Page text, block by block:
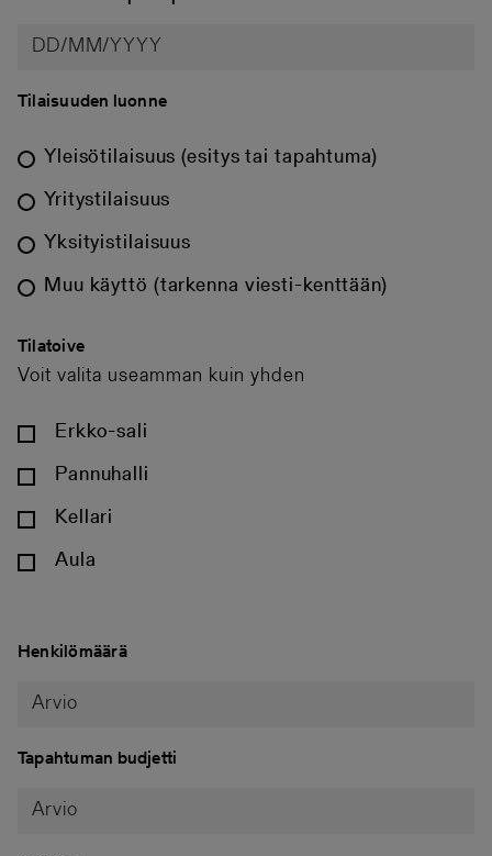
Tilaisuuden luonne
Yleisötilaisuus (esitys tai tapahtuma)
Yritystilaisuus
Yksityistilaisuus
Muu käyttö (tarkenna viesti-kenttään)
Tilatoive
Voit valita useamman kuin yhden
Erkko-sali
Pannuhalli
Kellari
Aula
Henkilömäärä
Tapahtuman budjetti